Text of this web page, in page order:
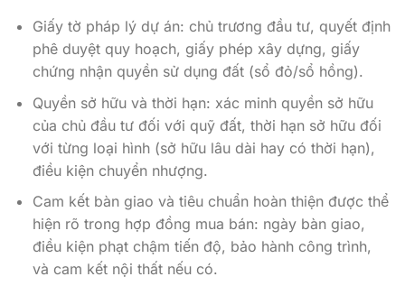
chứng nhận quyền sử dụng đất (sổ đỏ/sổ hồng).
Quyền sở hữu và thời hạn: xác minh quyền sở hữu
của chủ đầu tư đối với quỹ đất, thời hạn sở hữu đối
với từng loại hình (sở hữu lâu dài hay có thời hạn),
điều kiện chuyển nhượng.
Cam kết bàn giao và tiêu chuẩn hoàn thiện được thể
hiện rõ trong hợp đồng mua bán: ngày bàn giao,
điều kiện phạt chậm tiến độ, bảo hành công trình,
và cam kết nội thất nếu có.
Các chi phí liên quan: thuế, phí chuyển nhượng, phí
quản lý vận hành hàng tháng, chi phí bảo trì chung.